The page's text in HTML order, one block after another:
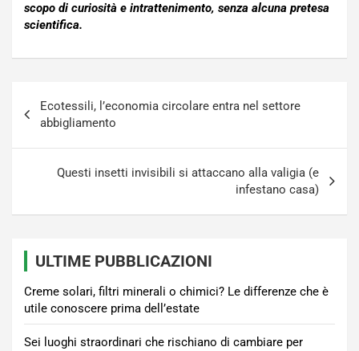
scopo di curiosità e intrattenimento, senza alcuna pretesa
scientifica.
articoli
Ecotessili, l’economia circolare entra nel settore
abbigliamento
Questi insetti invisibili si attaccano alla valigia (e
infestano casa)
ULTIME PUBBLICAZIONI
Creme solari, filtri minerali o chimici? Le differenze che è
utile conoscere prima dell’estate
Sei luoghi straordinari che rischiano di cambiare per